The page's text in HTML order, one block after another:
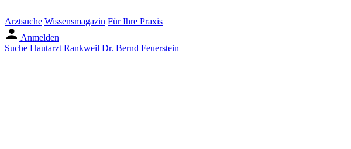
Arztsuche Wissensmagazin Für Ihre Praxis
Anmelden
Suche Hautarzt Rankweil Dr. Bernd Feuerstein